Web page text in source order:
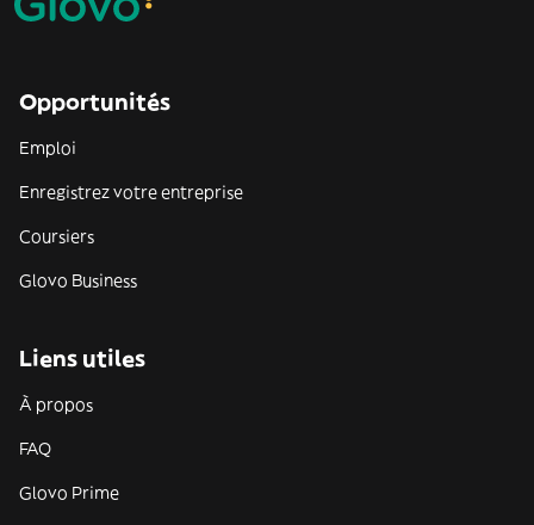
Opportunités
Emploi
Enregistrez votre entreprise
Coursiers
Glovo Business
Liens utiles
À propos
FAQ
Glovo Prime